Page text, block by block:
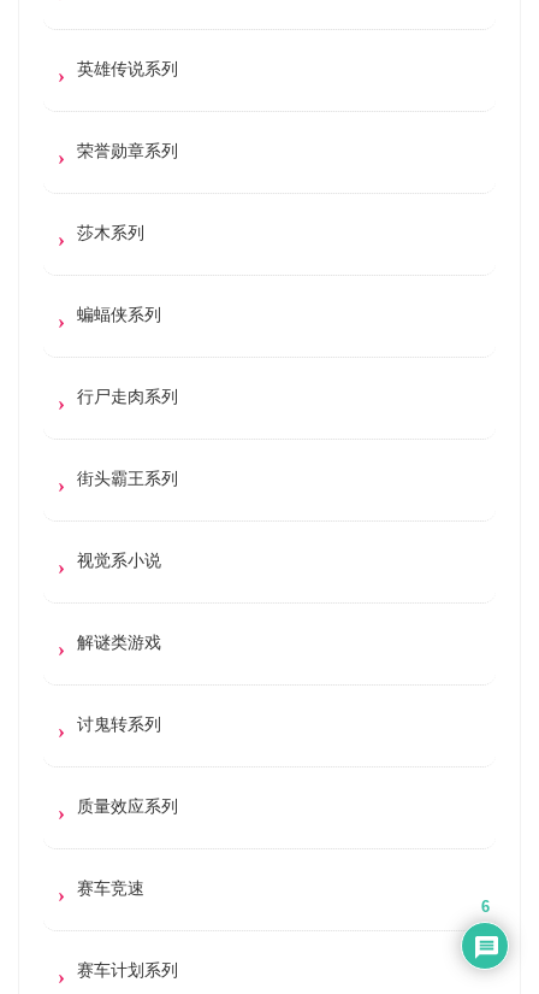
英雄传说系列
荣誉勋章系列
莎木系列
蝙蝠侠系列
行尸走肉系列
街头霸王系列
视觉系小说
解谜类游戏
讨鬼转系列
质量效应系列
赛车竞速
赛车计划系列
6